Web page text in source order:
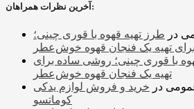
آخرین نظرات همراهان:
در طرز تهیه قهوه با قوری چینی؛
تهیه یک فنجان قهوه خوش‌عطر
با قوری چینی؛ روشی ساده برای
تهیه یک فنجان قهوه خوش‌عطر
در خرید و فروش لوازم یدکی
کوماتسو